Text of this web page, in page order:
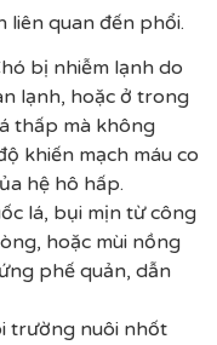
liên quan đến phổi.
bị nhiễm lạnh do
lạnh, hoặc ở trong
thấp mà không
khiến mạch máu co
hệ hô hấp.
lá, bụi mịn từ công
hoặc mùi nồng
phế quản, dẫn
trường nuôi nhốt